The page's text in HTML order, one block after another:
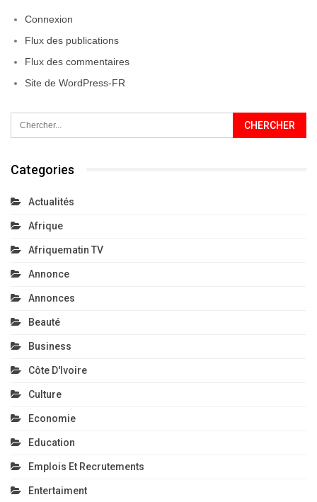
Connexion
Flux des publications
Flux des commentaires
Site de WordPress-FR
Categories
Actualités
Afrique
Afriquematin TV
Annonce
Annonces
Beauté
Business
Côte D'Ivoire
Culture
Economie
Education
Emplois Et Recrutements
Entertaiment